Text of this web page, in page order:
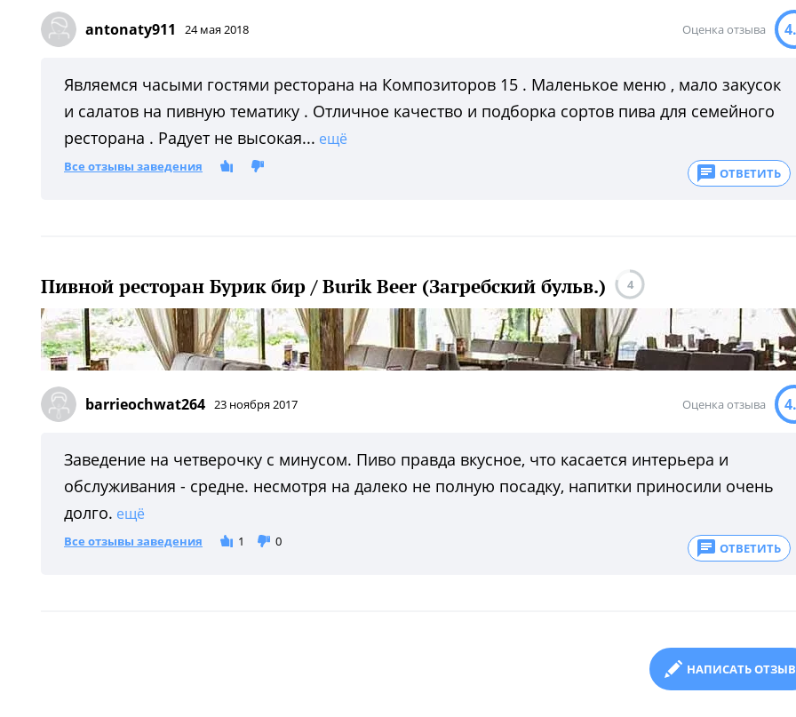
antonaty911 24 мая 2018 Оценка отзыва
Являемся часыми гостями ресторана на Композиторов 15 . Маленькое меню , мало закусок
и салатов на пивную тематику . Отличное качество и подборка сортов пива для семейного
ресторана . Радует не высокая... ещё
Все отзывы заведения ОТВЕТИТЬ
Пивной ресторан Бурик бир / Burik Beer (Загребский бульв.) 4
barrieochwat264 23 ноября 2017 Оценка отзыва
Заведение на четверочку с минусом. Пиво правда вкусное, что касается интерьера и
обслуживания - средне. несмотря на далеко не полную посадку, напитки приносили очень
долго. ещё
Все отзывы заведения 1 0 ОТВЕТИТЬ
НАПИСАТЬ ОТЗЫВ